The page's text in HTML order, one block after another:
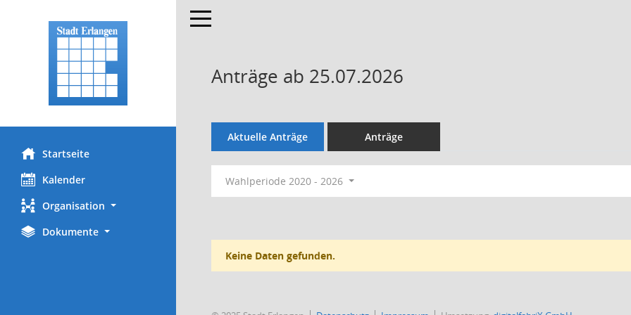
Startseite
Kalender
Organisation
Dokumente
Toggle navigation
Anträge ab 25.07.2026
Aktuelle Anträge Anträge
Wahlperiode 2020 - 2026
Keine Daten gefunden.